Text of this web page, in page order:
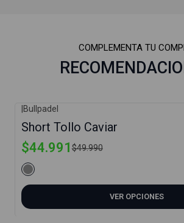
COMPLEMENTA TU
Bullpadel
Short Tollo Caviar
$44.991$49.990
VER OPCIONES